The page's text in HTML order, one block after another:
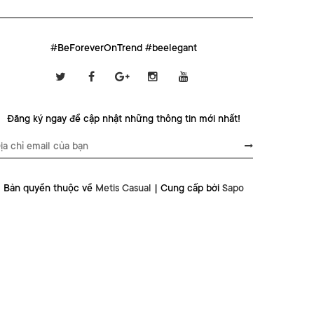
#BeForeverOnTrend #beelegant
Đăng ký ngay để cập nhật những thông tin mới nhất!
Bản quyền thuộc về Metis Casual | Cung cấp bởi Sapo